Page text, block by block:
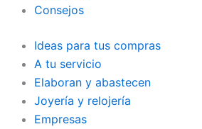
Consejos
Ideas para tus compras
A tu servicio
Elaboran y abastecen
Joyería y relojería
Empresas